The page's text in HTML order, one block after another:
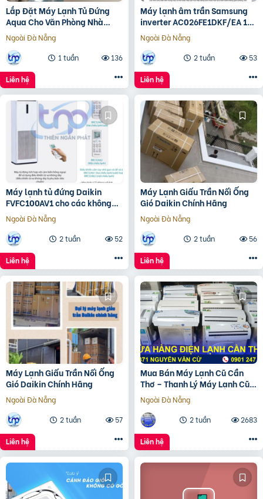
Lắp Đặt Máy Lạnh Tủ Đứng
Aqua Cho Văn Phòng Nhà
Xưởng
Ngoài Đà Nẵng
1 tuần
136
Liên hệ
Máy lạnh âm trần Samsung
inverter AC026FE1DKF/EA 1
hướng công nghệ WindFree™
Ngoài Đà Nẵng
2 tuần
53
Liên hệ
Máy lạnh tủ đứng Daikin
FVFC100AV1 cho các không
gian rộng dưới 50m2
Ngoài Đà Nẵng
2 tuần
52
Liên hệ
Máy Lạnh Giấu Trần Nối Ống
Gió Daikin Chính Hãng
Ngoài Đà Nẵng
2 tuần
56
Liên hệ
Máy Lạnh Giấu Trần Nối Ống
Gió Daikin Chính Hãng
Ngoài Đà Nẵng
2 tuần
57
Liên hệ
Mua Bán Máy Lạnh Cũ Cần
Thơ – Thanh Lý Máy Lạnh Cũ
Cần Thơ Giá Rẻ đã cập
Ngoài Đà Nẵng
2 tuần
2683
Liên hệ